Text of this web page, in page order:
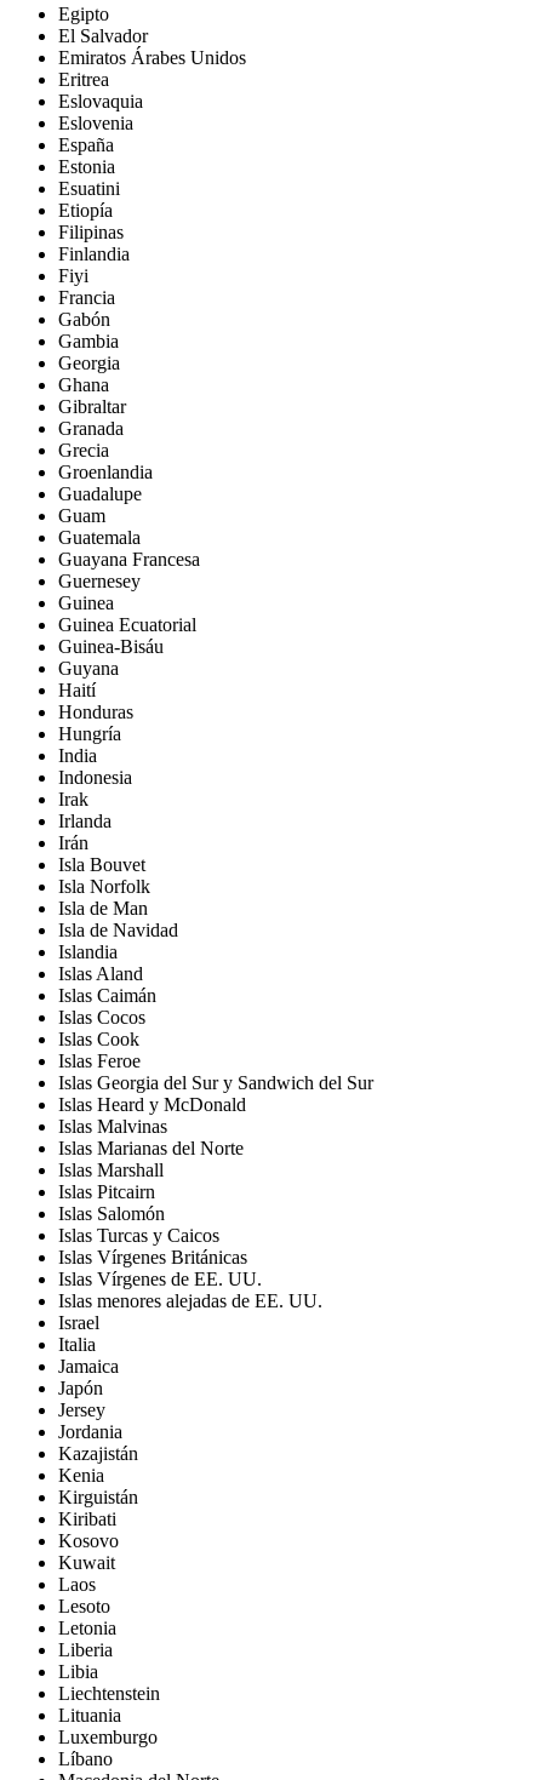
Egipto
El Salvador
Emiratos Árabes Unidos
Eritrea
Eslovaquia
Eslovenia
España
Estonia
Esuatini
Etiopía
Filipinas
Finlandia
Fiyi
Francia
Gabón
Gambia
Georgia
Ghana
Gibraltar
Granada
Grecia
Groenlandia
Guadalupe
Guam
Guatemala
Guayana Francesa
Guernesey
Guinea
Guinea Ecuatorial
Guinea-Bisáu
Guyana
Haití
Honduras
Hungría
India
Indonesia
Irak
Irlanda
Irán
Isla Bouvet
Isla Norfolk
Isla de Man
Isla de Navidad
Islandia
Islas Aland
Islas Caimán
Islas Cocos
Islas Cook
Islas Feroe
Islas Georgia del Sur y Sandwich del Sur
Islas Heard y McDonald
Islas Malvinas
Islas Marianas del Norte
Islas Marshall
Islas Pitcairn
Islas Salomón
Islas Turcas y Caicos
Islas Vírgenes Británicas
Islas Vírgenes de EE. UU.
Islas menores alejadas de EE. UU.
Israel
Italia
Jamaica
Japón
Jersey
Jordania
Kazajistán
Kenia
Kirguistán
Kiribati
Kosovo
Kuwait
Laos
Lesoto
Letonia
Liberia
Libia
Liechtenstein
Lituania
Luxemburgo
Líbano